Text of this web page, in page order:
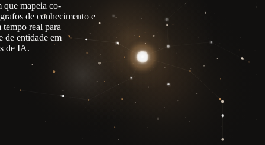
que mapeia co-
de conhecimento e
tempo real para
de entidade em
de IA.